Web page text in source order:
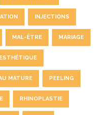
INJECTIONS
MAL-ÊTRE MARIAGE
MATURE PEELING
RHINOPLASTIE